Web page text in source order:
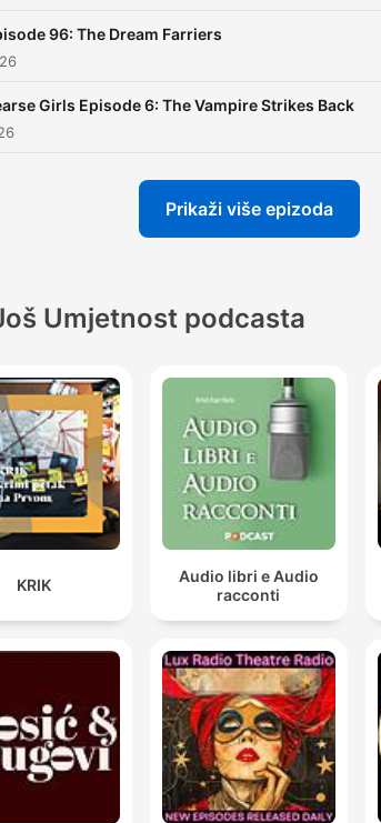
96: The Dream Farriers
Girls Episode 6: The Vampire Strikes Back
Prikaži više epizoda
Umjetnost podcasta
KRIK
Audio libri e Audio
racconti